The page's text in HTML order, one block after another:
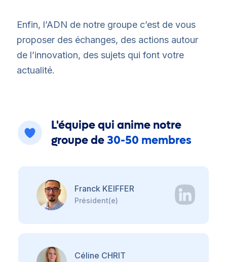
Enfin, l’ADN de notre groupe c’est de vous
proposer des échanges, des actions autour
de l’innovation, des sujets qui font votre
actualité.
L'équipe qui anime notre
groupe de30-50 membres
Franck KEIFFER
Président(e)
Céline CHRIT